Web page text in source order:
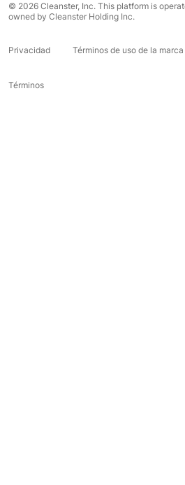
© 2026 Cleanster, Inc. This platform is
owned by Cleanster Holding Inc.
Privacidad Términos de uso de la
Términos